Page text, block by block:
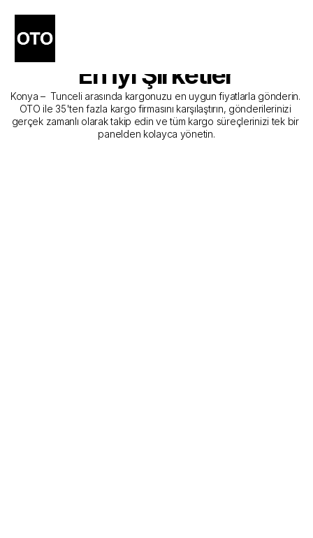
Konya - Tunceli Kargo
Gönderim Hizmeti Sunan
En İyi Şirketler
Konya –  Tunceli arasında kargonuzu en uygun fiyatlarla gönderin.
OTO ile 35'ten fazla kargo firmasını karşılaştırın, gönderilerinizi
gerçek zamanlı olarak takip edin ve tüm kargo süreçlerinizi tek bir
panelden kolayca yönetin.